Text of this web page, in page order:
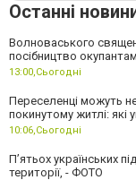
Останні
Волноваського
посібництво окупантам
13:00,Сьогодні
Переселенці можуть
покинутому житлі: які
10:06,Сьогодні
П’ятьох українських
території, - ФОТО